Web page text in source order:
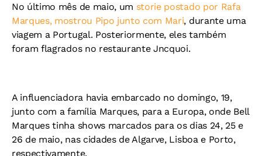
No último mês de maio, um storie postado por Rafa
Marques, mostrou Pipo junto com Mari, durante uma
viagem a Portugal. Posteriormente, eles também
foram flagrados no restaurante Jncquoi.
A influenciadora havia embarcado no domingo, 19,
junto com a família Marques, para a Europa, onde Bell
Marques tinha shows marcados para os dias 24, 25 e
26 de maio, nas cidades de Algarve, Lisboa e Porto,
respectivamente.